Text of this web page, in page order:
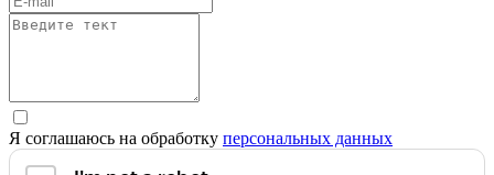
Я соглашаюсь на обработку персональных данных